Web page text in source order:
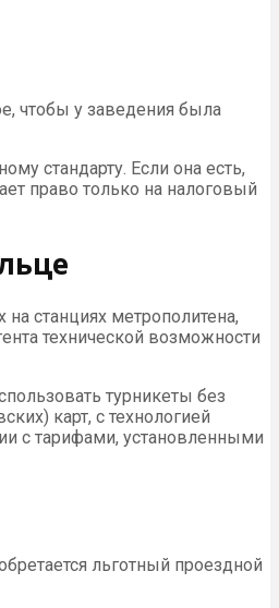
чтобы у заведения была
стандарту. Если она есть,
право только на налоговый
станциях метрополитена,
технической возможности
турникеты без
карт, с технологией
с тарифами, установленными
льготный проездной